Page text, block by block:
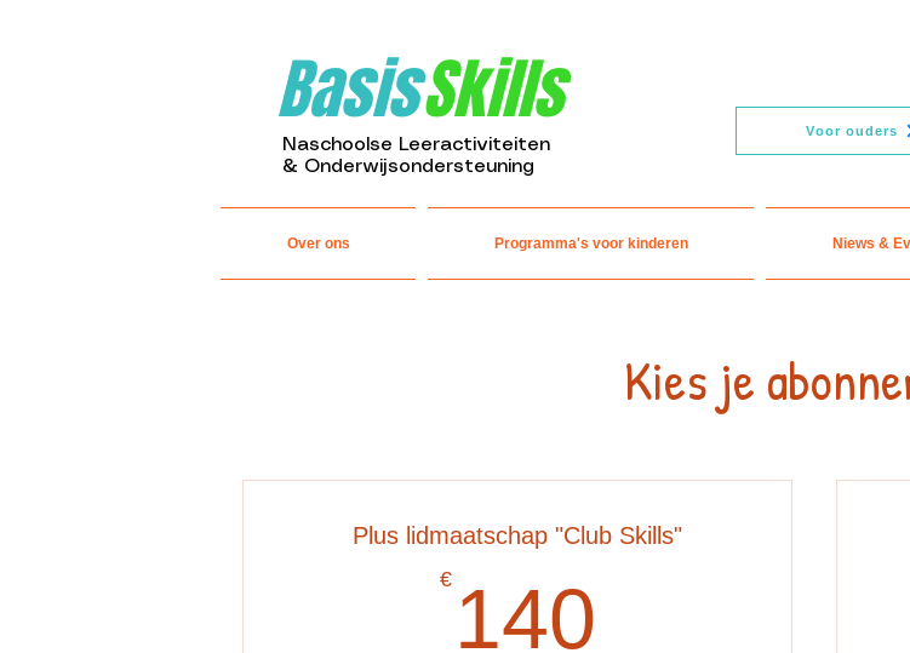
BasisSkills
Naschoolse Leeractiviteiten
& Onderwijsondersteuning
Voor ouders
Over ons Programma's voor kinderen Niews &
Kies je
Plus lidmaatschap "Club Skills"
€ 140